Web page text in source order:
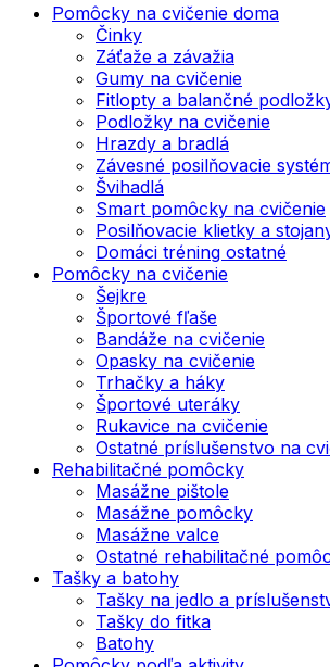
Pomôcky na cvičenie doma
Činky
Záťaže a závažia
Gumy na cvičenie
Fitlopty a balančné
Podložky na cvičenie
Hrazdy a bradlá
Závesné posilňovacie
Švihadlá
Smart pomôcky na cvičenie
Posilňovacie klietky a
Domáci tréning ostatné
Pomôcky na cvičenie
Šejkre
Športové fľaše
Bandáže na cvičenie
Opasky na cvičenie
Trhačky a háky
Športové uteráky
Rukavice na cvičenie
Ostatné príslušenstvo na
Rehabilitačné pomôcky
Masážne pištole
Masážne pomôcky
Masážne valce
Ostatné rehabilitačné
Tašky a batohy
Tašky na jedlo a
Tašky do fitka
Batohy